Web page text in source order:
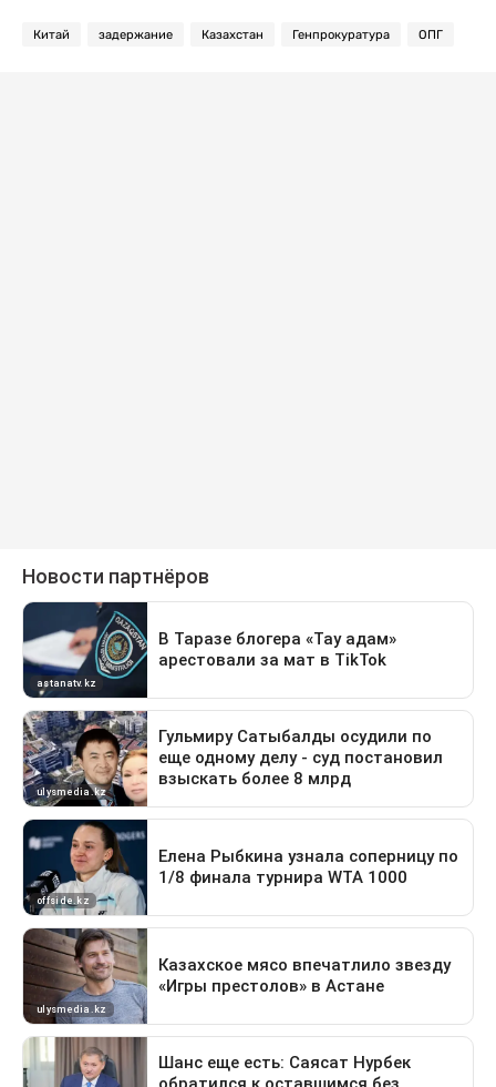
Китай задержание Казахстан Генпрокуратура ОПГ